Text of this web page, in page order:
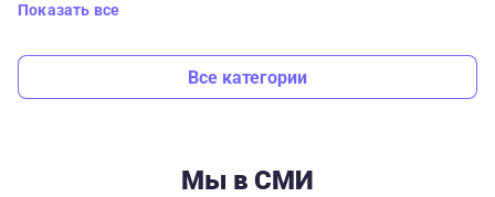
Показать все
Все категории
Мы в СМИ